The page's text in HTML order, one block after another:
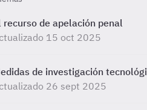
recurso de apelación penal
15 oct 2025
de investigación
26 sept 2025